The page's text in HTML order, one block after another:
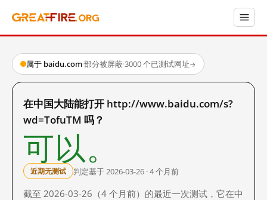
属于 baidu.com·部分被屏蔽·3000 个已测试网址→
在中国大陆能打开 http://www.baidu.com/s?
wd=TofuTM 吗？
可以。
近期无测试 判定基于 2026-03-26 · 4 个月前
截至 2026-03-26（4 个月前）的最近一次测试，它在中